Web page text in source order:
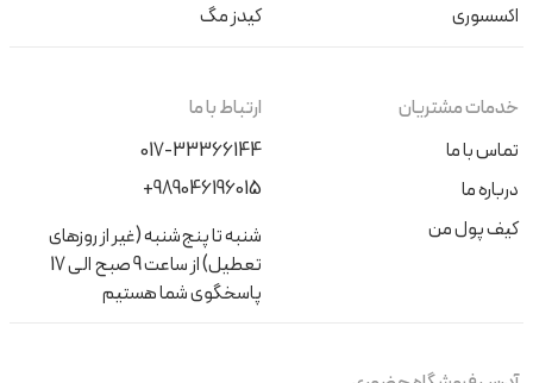
اکسسوری
کیدز مگ
خدمات مشتریان
تماس با ما
درباره ما
کیف پول من
ارتباط با ما
017-33366144
+989046196015
شنبه تا پنج‌شنبه (غیر از روزهای
تعطیل) از ساعت 9 صبح الی 17
پاسخگوی شما هستیم